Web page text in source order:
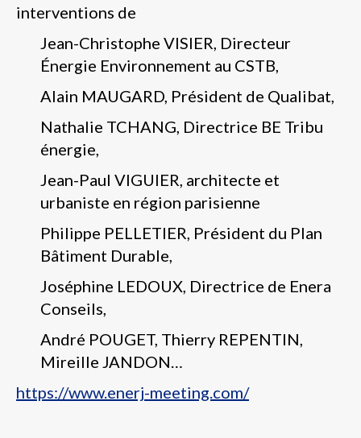
interventions de
Jean-Christophe VISIER, Directeur
Énergie Environnement au CSTB,
Alain MAUGARD, Président de Qualibat,
Nathalie TCHANG, Directrice BE Tribu
énergie,
Jean-Paul VIGUIER, architecte et
urbaniste en région parisienne
Philippe PELLETIER, Président du Plan
Bâtiment Durable,
Joséphine LEDOUX, Directrice de Enera
Conseils,
André POUGET, Thierry REPENTIN,
Mireille JANDON…
https://www.enerj-meeting.com/